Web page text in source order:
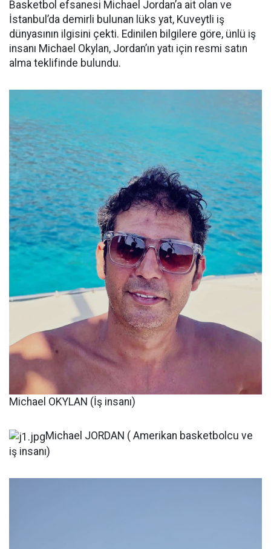
Basketbol efsanesi Michael Jordan’a ait olan ve
İstanbul’da demirli bulunan lüks yat, Kuveytli iş
dünyasının ilgisini çekti. Edinilen bilgilere göre, ünlü iş
insanı Michael Okylan, Jordan’ın yatı için resmi satın
alma teklifinde bulundu.
Michael OKYLAN (İş insanı)
Michael JORDAN ( Amerikan basketbolcu ve
iş insanı)